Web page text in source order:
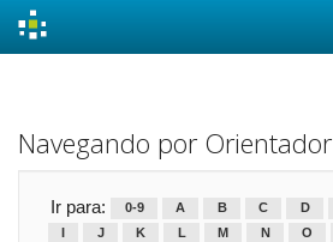
Navegando por Orientador
Ir para: 0-9 A B C D
J K L M N O